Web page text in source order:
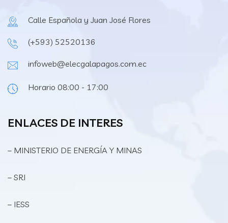
Calle Española y Juan José Flores
(+593) 52520136
infoweb@elecgalapagos.com.ec
Horario 08:00 - 17:00
ENLACES DE INTERES
– MINISTERIO DE ENERGÍA Y MINAS
– SRI
– IESS